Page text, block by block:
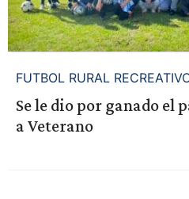
FUTBOL RURAL
Se le dio por ganado el
a Veterano